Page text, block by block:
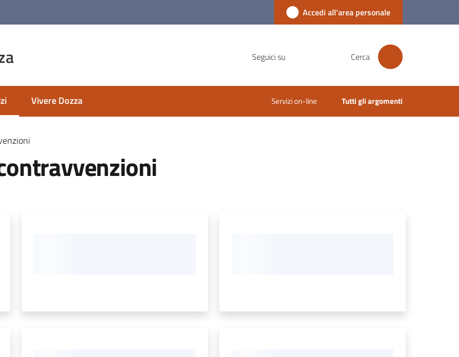
Accedi all'area personale
Seguici su Cerca
selezionatoVivere Dozza Servizi on-line Tutti gli argomenti